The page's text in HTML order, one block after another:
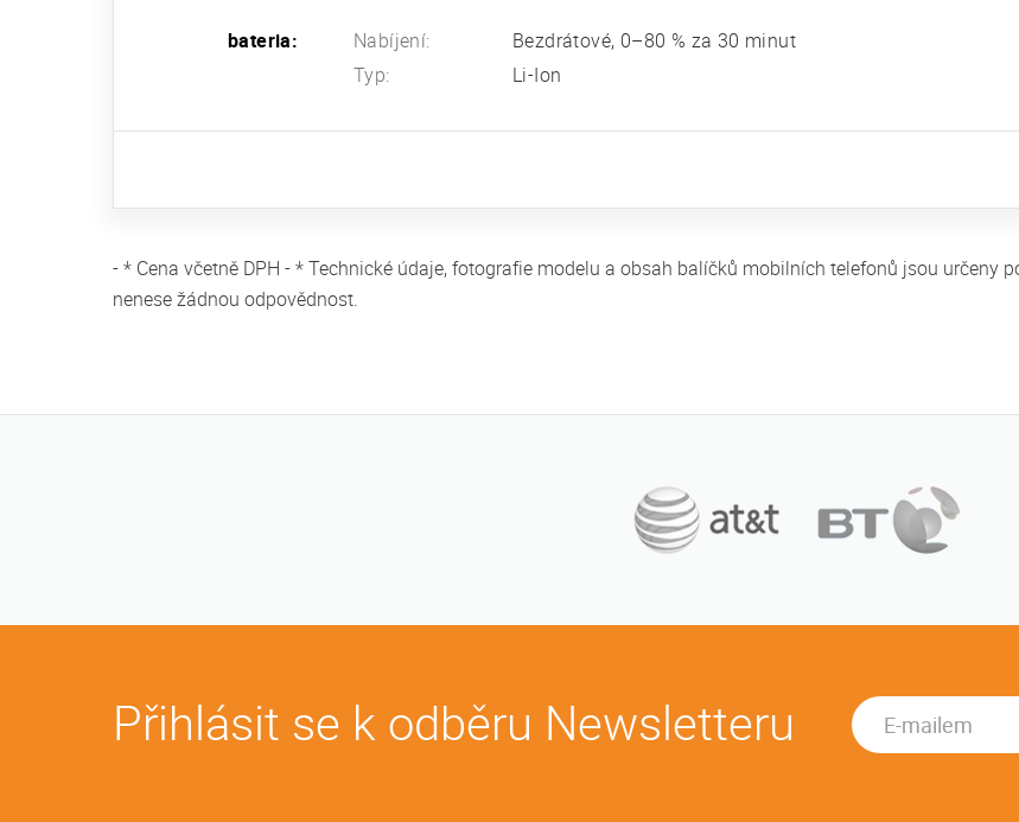
bateria: Nabíjení:
Bezdrátové, 0–80 % za 30 minut
Typ:
Li-Ion
- * Cena včetně DPH - * Technické údaje, fotografie modelu a obsah balíčků mobilních telefonů jsou určeny
nenese žádnou odpovědnost.
Přihlásit se k odběru Newsletteru